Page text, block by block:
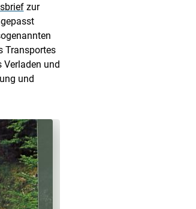
zur
Transportes
und
und